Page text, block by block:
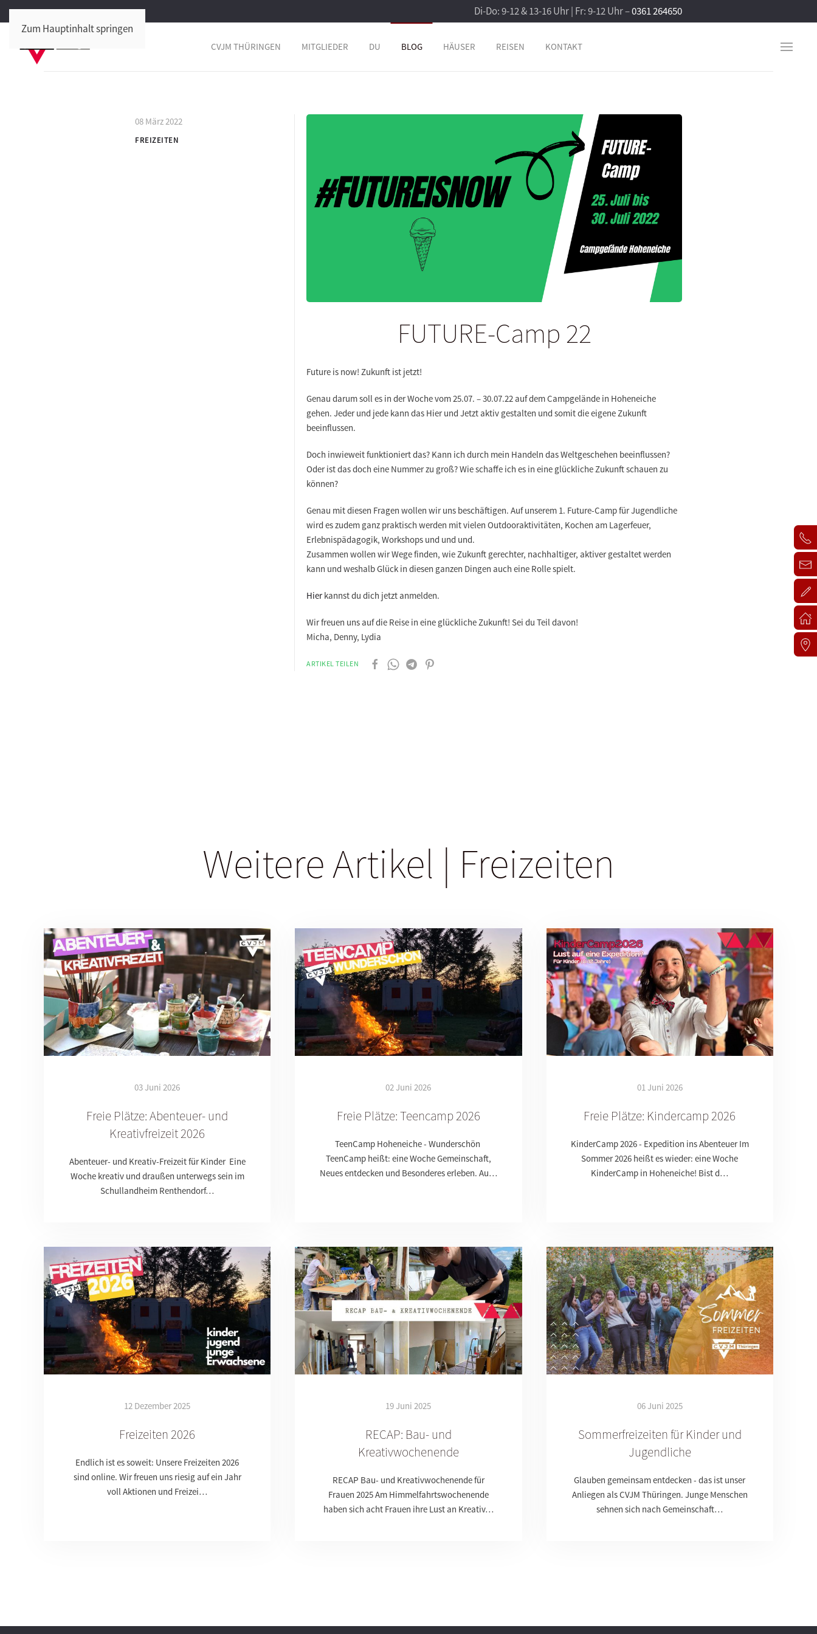
Zum Hauptinhalt springen
Di-Do: 9-12 & 13-16 Uhr | Fr: 9-12 Uhr –0361 264650
CVJM THÜRINGEN MITGLIEDER DU BLOG HÄUSER REISEN KONTAKT
08 März 2022
FREIZEITEN
FUTURE-Camp 22
Future is now! Zukunft ist jetzt!
Genau darum soll es in der Woche vom 25.07. – 30.07.22 auf dem Campgelände in Hoheneiche
gehen. Jeder und jede kann das Hier und Jetzt aktiv gestalten und somit die eigene Zukunft
beeinflussen.
Doch inwieweit funktioniert das? Kann ich durch mein Handeln das Weltgeschehen beeinflussen?
Oder ist das doch eine Nummer zu groß? Wie schaffe ich es in eine glückliche Zukunft schauen zu
können?
Genau mit diesen Fragen wollen wir uns beschäftigen. Auf unserem 1. Future-Camp für Jugendliche
wird es zudem ganz praktisch werden mit vielen Outdooraktivitäten, Kochen am Lagerfeuer,
Erlebnispädagogik, Workshops und und und.
Zusammen wollen wir Wege finden, wie Zukunft gerechter, nachhaltiger, aktiver gestaltet werden
kann und weshalb Glück in diesen ganzen Dingen auch eine Rolle spielt.
Hierkannst du dich jetzt anmelden.
Wir freuen uns auf die Reise in eine glückliche Zukunft! Sei du Teil davon!
Micha, Denny, Lydia
ARTIKEL TEILEN
Weitere Artikel | Freizeiten
03 Juni 2026
Freie Plätze: Abenteuer- und
Kreativfreizeit 2026
Abenteuer- und Kreativ-Freizeit für Kinder Eine
Woche kreativ und draußen unterwegs sein im
Schullandheim Renthendorf…
02 Juni 2026
Freie Plätze: Teencamp 2026
TeenCamp Hoheneiche - Wunderschön
TeenCamp heißt: eine Woche Gemeinschaft,
Neues entdecken und Besonderes erleben. Au…
01 Juni 2026
Freie Plätze: Kindercamp 2026
KinderCamp 2026 - Expedition ins Abenteuer Im
Sommer 2026 heißt es wieder: eine Woche
KinderCamp in Hoheneiche! Bist d…
12 Dezember 2025
Freizeiten 2026
Endlich ist es soweit: Unsere Freizeiten 2026
sind online. Wir freuen uns riesig auf ein Jahr
voll Aktionen und Freizei…
19 Juni 2025
RECAP: Bau- und
Kreativwochenende
RECAP Bau- und Kreativwochenende für
Frauen 2025 Am Himmelfahrtswochenende
haben sich acht Frauen ihre Lust an Kreativ…
06 Juni 2025
Sommerfreizeiten für Kinder und
Jugendliche
Glauben gemeinsam entdecken - das ist unser
Anliegen als CVJM Thüringen. Junge Menschen
sehnen sich nach Gemeinschaft…